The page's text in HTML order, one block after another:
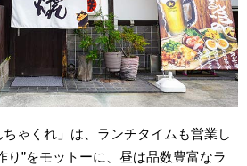
ゃくれ」は、ランチタイムも営業し
り”をモットーに、昼は品数豊富なラ